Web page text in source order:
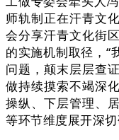
师轨制正在汗青文
会分享汗青文化街
的实施机制取径，“
问题，颠末层层查
做持续摸索不竭深
操纵、下层管理、
等环节维度展开深切